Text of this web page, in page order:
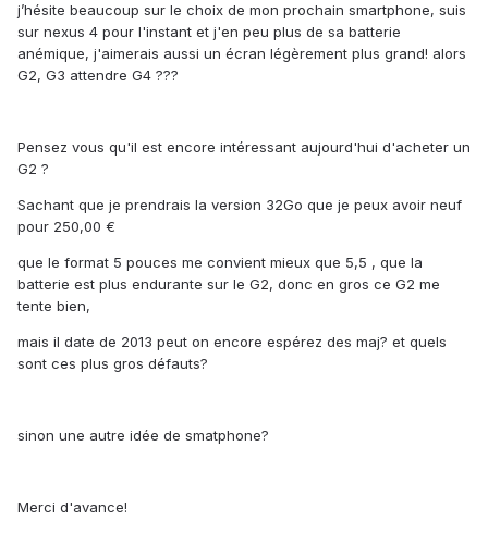
j’hésite beaucoup sur le choix de mon prochain smartphone, suis
sur nexus 4 pour l'instant et j'en peu plus de sa batterie
anémique, j'aimerais aussi un écran légèrement plus grand! alors
G2, G3 attendre G4 ???
Pensez vous qu'il est encore intéressant aujourd'hui d'acheter un
G2 ?
Sachant que je prendrais la version 32Go que je peux avoir neuf
pour 250,00 €
que le format 5 pouces me convient mieux que 5,5 , que la
batterie est plus endurante sur le G2, donc en gros ce G2 me
tente bien,
mais il date de 2013 peut on encore espérez des maj? et quels
sont ces plus gros défauts?
sinon une autre idée de smatphone?
Merci d'avance!